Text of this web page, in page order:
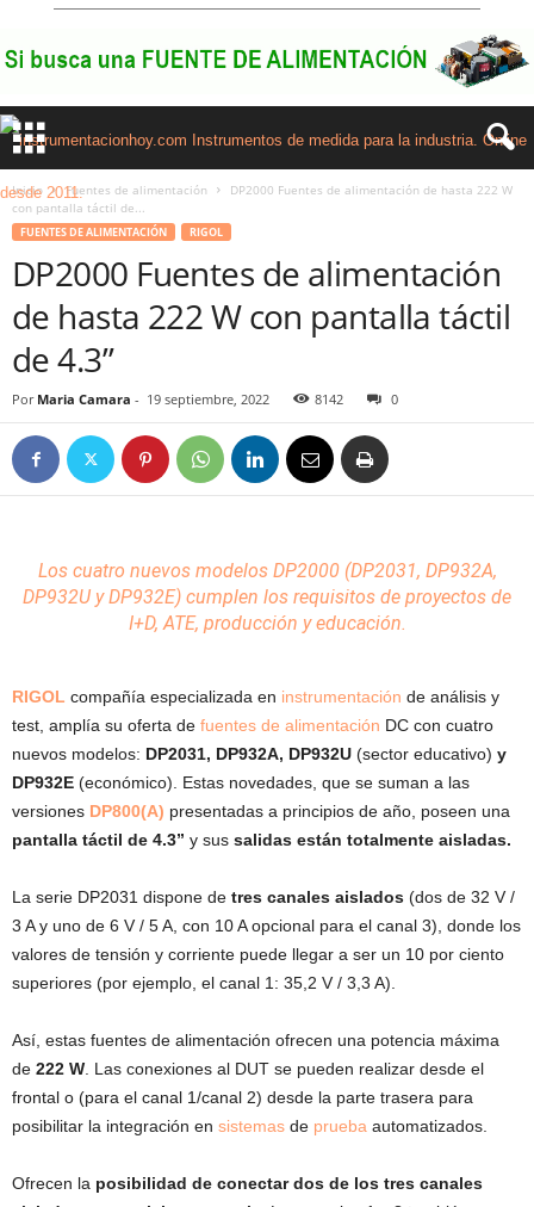
Inicio Fuentes de alimentación
DP2000 Fuentes de alimentación de hasta 222 W
con pantalla táctil de...
FUENTES DE ALIMENTACIÓN RIGOL
DP2000 Fuentes de alimentación
de hasta 222 W con pantalla táctil
de 4.3”
Por Maria Camara - 19 septiembre, 2022 8142 0
Los cuatro nuevos modelos DP2000 (DP2031, DP932A,
DP932U y DP932E) cumplen los requisitos de proyectos de
I+D, ATE, producción y educación.
RIGOL compañía especializada en instrumentación de análisis y
test, amplía su oferta de fuentes de alimentación DC con cuatro
nuevos modelos: DP2031, DP932A, DP932U (sector educativo) y
DP932E (económico). Estas novedades, que se suman a las
versiones DP800(A) presentadas a principios de año, poseen una
pantalla táctil de 4.3” y sus salidas están totalmente aisladas.
La serie DP2031 dispone de tres canales aislados (dos de 32 V /
3 A y uno de 6 V / 5 A, con 10 A opcional para el canal 3), donde los
valores de tensión y corriente puede llegar a ser un 10 por ciento
superiores (por ejemplo, el canal 1: 35,2 V / 3,3 A).
Así, estas fuentes de alimentación ofrecen una potencia máxima
de 222 W . Las conexiones al DUT se pueden realizar desde el
frontal o (para el canal 1/canal 2) desde la parte trasera para
posibilitar la integración en sistemas de prueba automatizados.
Ofrecen la posibilidad de conectar dos de los tres canales